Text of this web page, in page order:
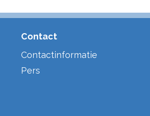
Contact
Contactinformatie
Pers